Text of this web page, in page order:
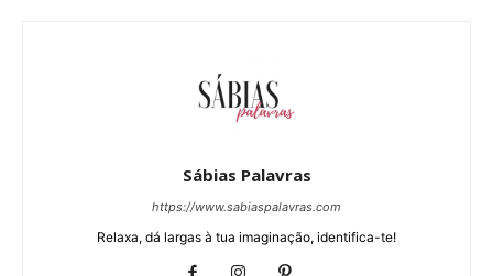
Sábias Palavras
https://www.sabiaspalavras.com
Relaxa, dá largas à tua imaginação, identifica-te!